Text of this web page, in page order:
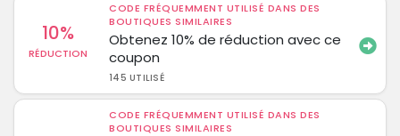
10%
RÉDUCTION
CODE FRÉQUEMMENT UTILISÉ DANS DES
BOUTIQUES SIMILAIRES
Obtenez 10% de réduction avec ce
coupon
145 UTILISÉ
CODE FRÉQUEMMENT UTILISÉ DANS DES
BOUTIQUES SIMILAIRES